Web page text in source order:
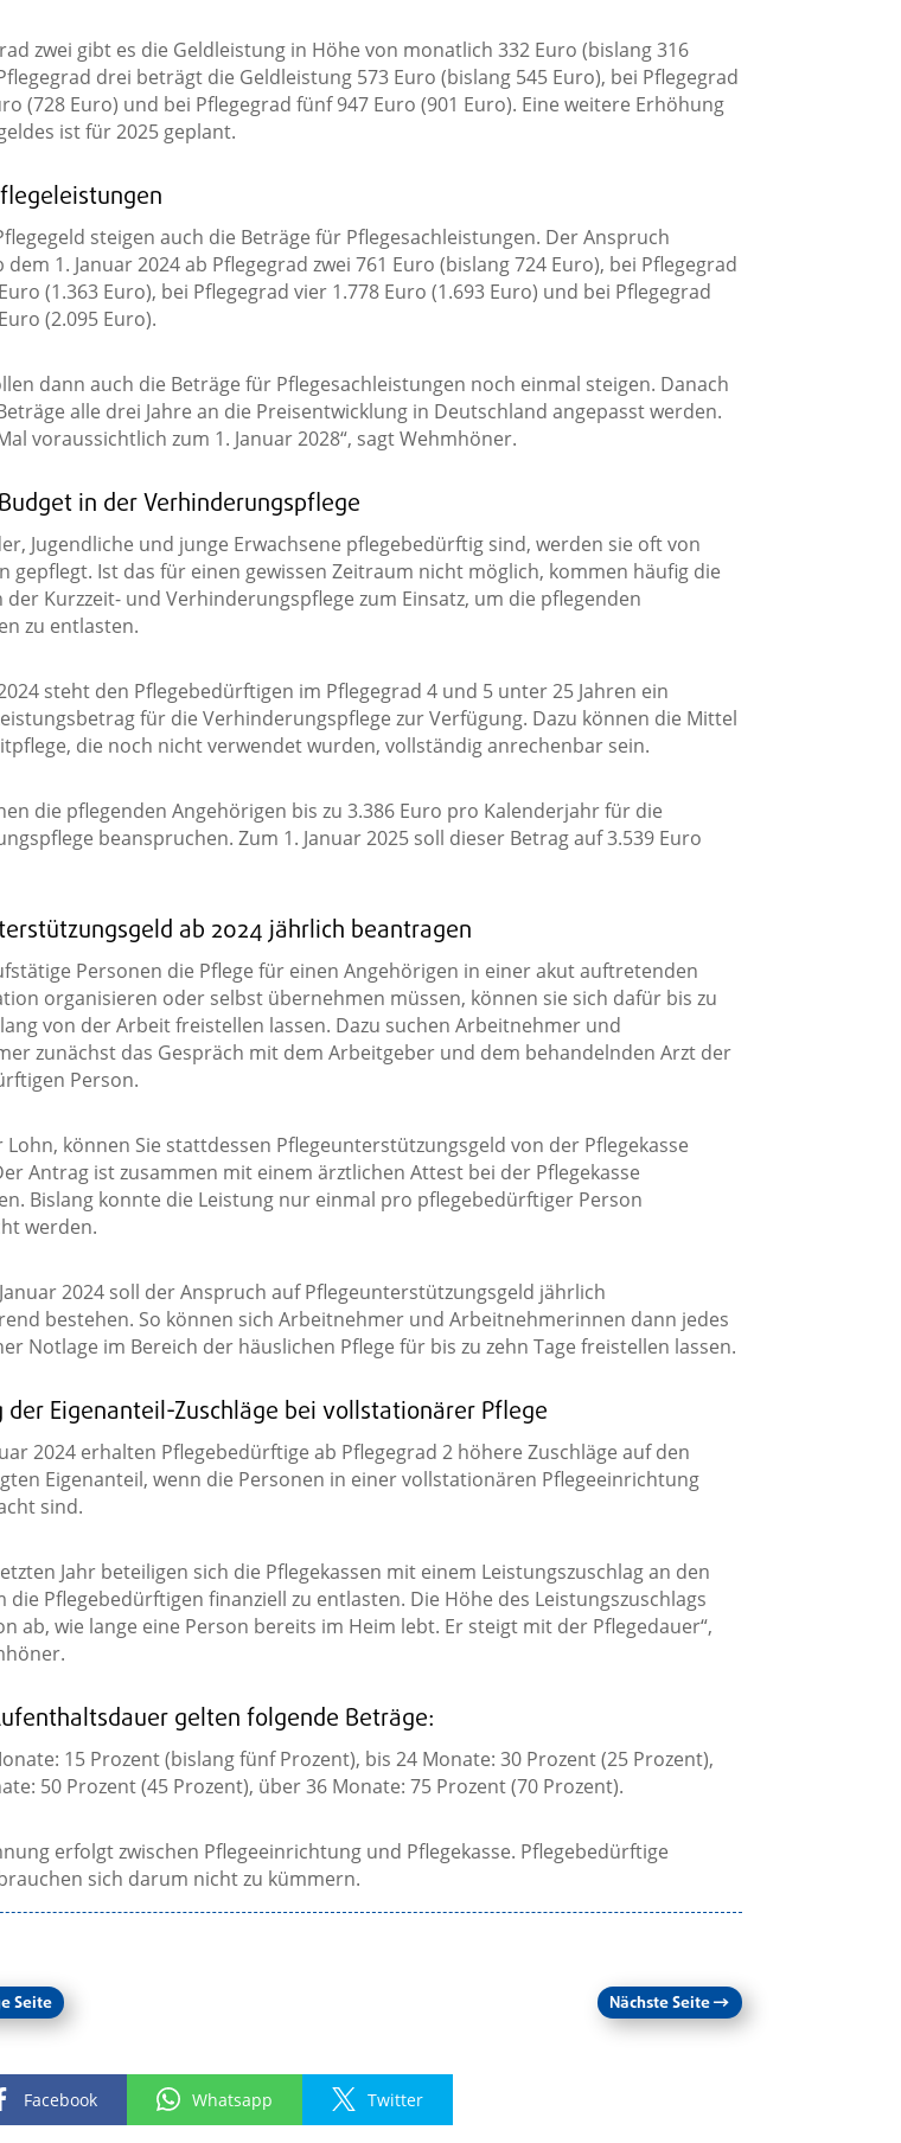
zwei gibt es die Geldleistung in Höhe von monatlich 332 Euro (bislang 316
drei beträgt die Geldleistung 573 Euro (bislang 545 Euro), bei Pflegegrad
(728 Euro) und bei Pflegegrad fünf 947 Euro (901 Euro). Eine weitere Erhöhung
ist für 2025 geplant.
steigen auch die Beträge für Pflegesachleistungen. Der Anspruch
dem 1. Januar 2024 ab Pflegegrad zwei 761 Euro (bislang 724 Euro), bei Pflegegrad
(1.363 Euro), bei Pflegegrad vier 1.778 Euro (1.693 Euro) und bei Pflegegrad
(2.095 Euro).
dann auch die Beträge für Pflegesachleistungen noch einmal steigen. Danach
alle drei Jahre an die Preisentwicklung in Deutschland angepasst werden.
voraussichtlich zum 1. Januar 2028“, sagt Wehmhöner.
in der Verhinderungspflege
Jugendliche und junge Erwachsene pflegebedürftig sind, werden sie oft von
gepflegt. Ist das für einen gewissen Zeitraum nicht möglich, kommen häufig die
der Kurzzeit- und Verhinderungspflege zum Einsatz, um die pflegenden
zu entlasten.
steht den Pflegebedürftigen im Pflegegrad 4 und 5 unter 25 Jahren ein
für die Verhinderungspflege zur Verfügung. Dazu können die Mittel
die noch nicht verwendet wurden, vollständig anrechenbar sein.
die pflegenden Angehörigen bis zu 3.386 Euro pro Kalenderjahr für die
beanspruchen. Zum 1. Januar 2025 soll dieser Betrag auf 3.539 Euro
ab 2024 jährlich beantragen
Personen die Pflege für einen Angehörigen in einer akut auftretenden
organisieren oder selbst übernehmen müssen, können sie sich dafür bis zu
von der Arbeit freistellen lassen. Dazu suchen Arbeitnehmer und
zunächst das Gespräch mit dem Arbeitgeber und dem behandelnden Arzt der
Person.
Lohn, können Sie stattdessen Pflegeunterstützungsgeld von der Pflegekasse
Antrag ist zusammen mit einem ärztlichen Attest bei der Pflegekasse
Bislang konnte die Leistung nur einmal pro pflegebedürftiger Person
werden.
2024 soll der Anspruch auf Pflegeunterstützungsgeld jährlich
bestehen. So können sich Arbeitnehmer und Arbeitnehmerinnen dann jedes
Notlage im Bereich der häuslichen Pflege für bis zu zehn Tage freistellen lassen.
der Eigenanteil-Zuschläge bei vollstationärer Pflege
2024 erhalten Pflegebedürftige ab Pflegegrad 2 höhere Zuschläge auf den
Eigenanteil, wenn die Personen in einer vollstationären Pflegeeinrichtung
sind.
Jahr beteiligen sich die Pflegekassen mit einem Leistungszuschlag an den
die Pflegebedürftigen finanziell zu entlasten. Die Höhe des Leistungszuschlags
ab, wie lange eine Person bereits im Heim lebt. Er steigt mit der Pflegedauer“,
gelten folgende Beträge:
15 Prozent (bislang fünf Prozent), bis 24 Monate: 30 Prozent (25 Prozent),
50 Prozent (45 Prozent), über 36 Monate: 75 Prozent (70 Prozent).
erfolgt zwischen Pflegeeinrichtung und Pflegekasse. Pflegebedürftige
sich darum nicht zu kümmern.
Seite Nächste Seite→
Facebook Whatsapp Twitter